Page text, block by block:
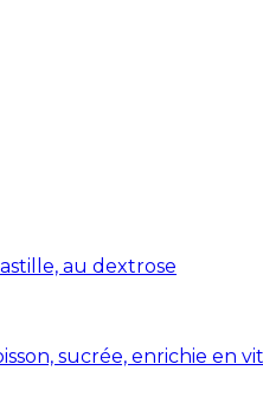
au dextrose
sucrée, enrichie en